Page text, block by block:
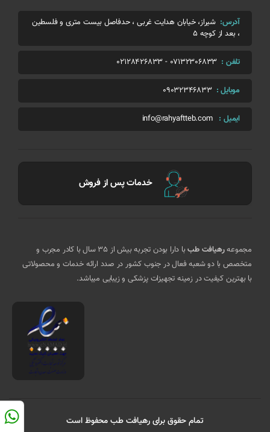
آدرس: شیراز، خیابان هدایت غربی ، حدفاصل بیست متری و فلسطین
، بعد از کوچه 5
تلفن : 07132306833
-
02128426833
موبایل : 09032346833
ایمیل : info@rahyaftteb.com
خدمات پس از فروش
مجموعهرهیافت طب
با دارا بودن تجربه بیش از 35 سال با کادر مجرب و
متخصص با دو شعبه فعال در جنوب کشور در صدد ارائه خدمات و محصولاتی
با بهترین کیفیت در زمینه تجهیزات پزشکی و زیبایی میباشد.
تمام حقوق برای رهیافت طب محفوظ است